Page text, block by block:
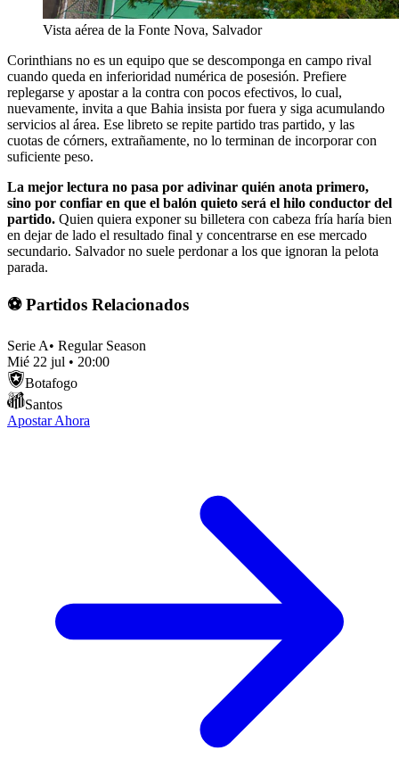
Vista aérea de la Fonte Nova, Salvador
Corinthians no es un equipo que se descomponga en campo rival
cuando queda en inferioridad numérica de posesión. Prefiere
replegarse y apostar a la contra con pocos efectivos, lo cual,
nuevamente, invita a que Bahia insista por fuera y siga acumulando
servicios al área. Ese libreto se repite partido tras partido, y las
cuotas de córners, extrañamente, no lo terminan de incorporar con
suficiente peso.
La mejor lectura no pasa por adivinar quién anota primero,
sino por confiar en que el balón quieto será el hilo conductor del
partido. Quien quiera exponer su billetera con cabeza fría haría bien
en dejar de lado el resultado final y concentrarse en ese mercado
secundario. Salvador no suele perdonar a los que ignoran la pelota
parada.
⚽ Partidos Relacionados
Serie A• Regular Season
Mié 22 jul • 20:00
Botafogo
Santos
Apostar Ahora